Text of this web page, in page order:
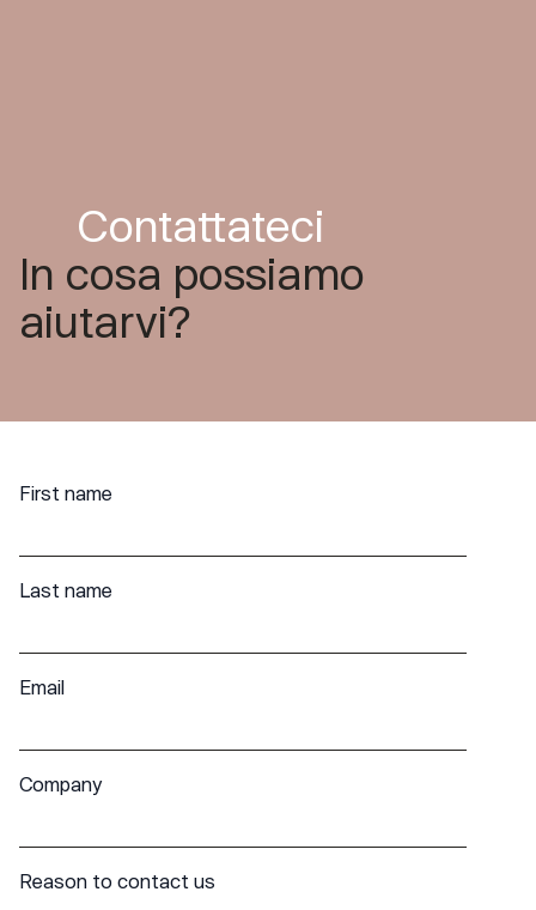
Contattateci
In cosa possiamo
aiutarvi?
First name
Last name
Email
Company
Reason to contact us